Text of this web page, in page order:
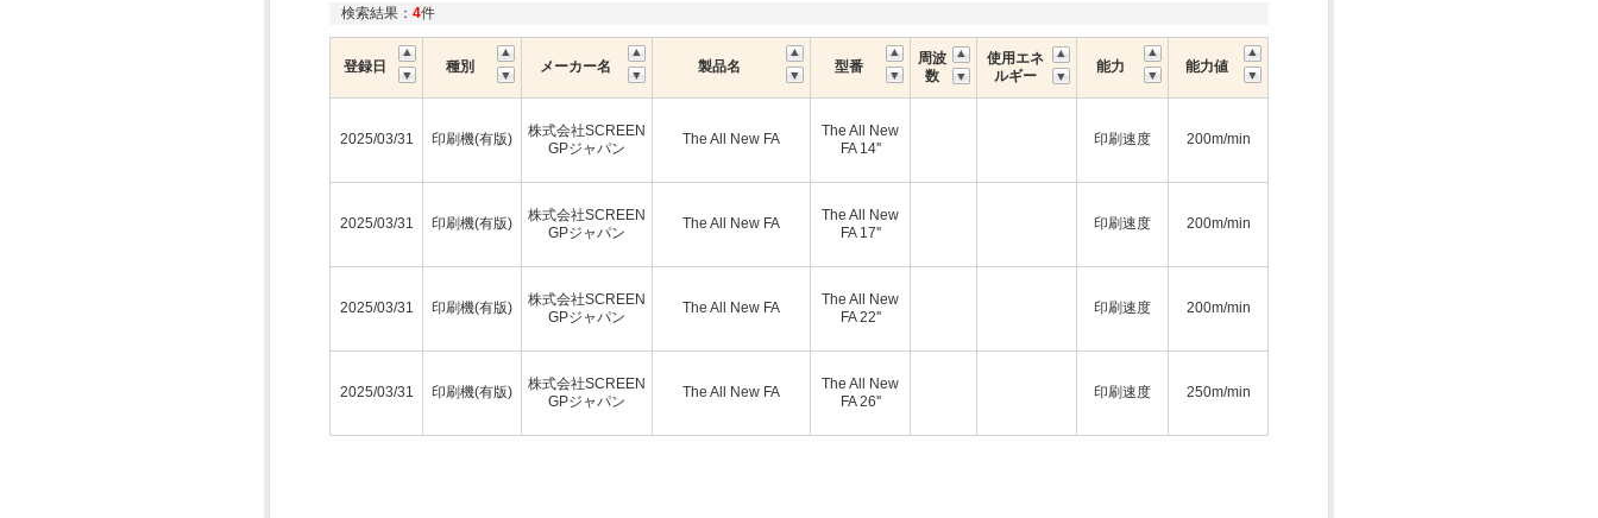
検索結果： 4件
登録日 種別 メーカー名 製品名 型番
周波
数
使用エネ
ルギー
能力 能力値
2025/03/31 印刷機(有版)
株式会社SCREEN
GPジャパン
The All New FA
The All New
FA 14''
印刷速度 200m/min
2025/03/31 印刷機(有版)
株式会社SCREEN
GPジャパン
The All New FA
The All New
FA 17''
印刷速度 200m/min
2025/03/31 印刷機(有版)
株式会社SCREEN
GPジャパン
The All New FA
The All New
FA 22''
印刷速度 200m/min
2025/03/31 印刷機(有版)
株式会社SCREEN
GPジャパン
The All New FA
The All New
FA 26''
印刷速度 250m/min